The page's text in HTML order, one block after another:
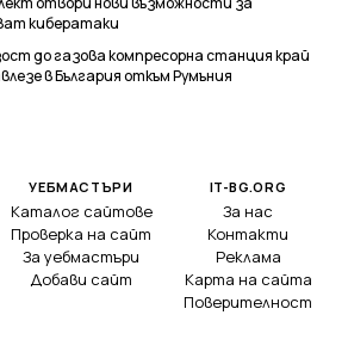
кибератаки
до газова компресорна станция край
в България откъм Румъния
УЕБМАСТЪРИ
Каталог сайтове
Проверка на сайт
За уебмастъри
Добави сайт
IT-BG.ORG
За нас
Контакти
Реклама
Карта на сайта
Поверителност